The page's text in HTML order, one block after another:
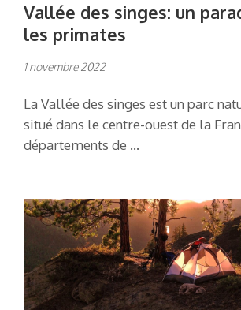
Vallée des singes: un
les primates
1 novembre 2022
La Vallée des singes est un parc
situé dans le centre-ouest de la
départements de …